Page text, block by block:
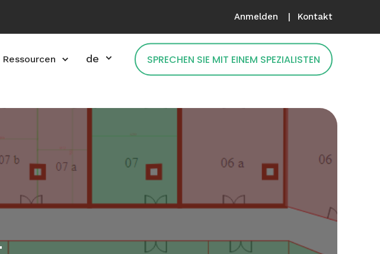
Anmelden Kontakt
Ressourcen de SPRECHEN SIE MIT EINEM SPEZIALISTEN